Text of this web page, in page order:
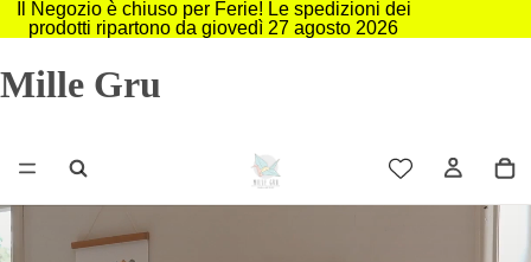
Il Negozio è chiuso per Ferie! Le spedizioni dei
prodotti ripartono da giovedì 27 agosto 2026
Mille Gru